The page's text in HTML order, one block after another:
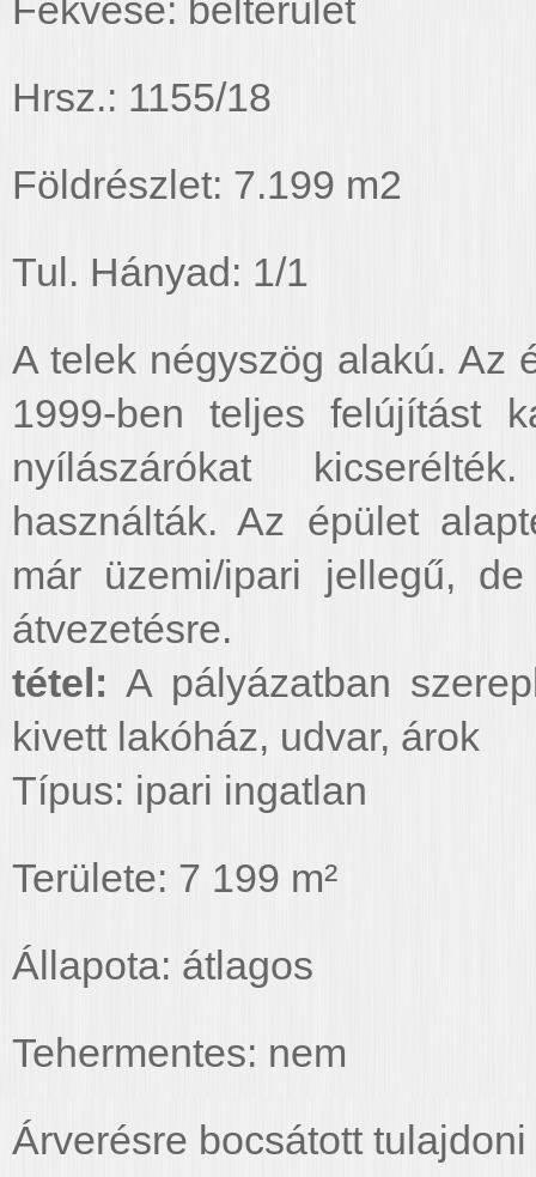
Fekvése: belterület
Hrsz.: 1155/18
Földrészlet: 7.199 m2
Tul. Hányad: 1/1
A telek négyszög alakú. Az
1999-ben teljes felújítást
nyílászárókat
használták. Az épület
már üzemi/ipari jellegű,
átvezetésre.
tétel: A pályázatban
kivett lakóház, udvar, árok
Típus: ipari ingatlan
Területe: 7 199 m²
Állapota: átlagos
Tehermentes: nem
Árverésre bocsátott